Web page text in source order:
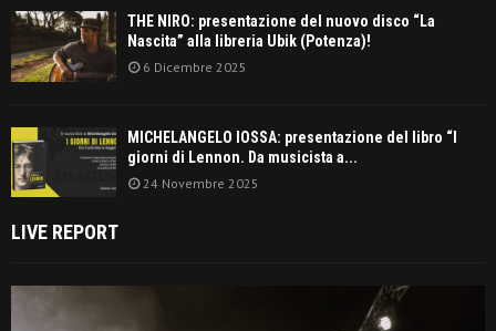
THE NIRO: presentazione del nuovo disco “La
Nascita” alla libreria Ubik (Potenza)!
6 Dicembre 2025
MICHELANGELO IOSSA: presentazione del libro “I
giorni di Lennon. Da musicista a...
24 Novembre 2025
LIVE REPORT